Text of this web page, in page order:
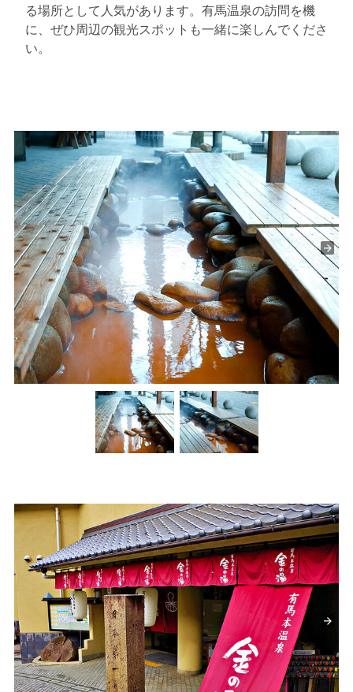
る場所として人気があります。有馬温泉の訪問を機
に、ぜひ周辺の観光スポットも一緒に楽しんでくださ
い。